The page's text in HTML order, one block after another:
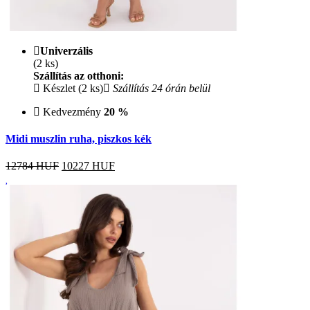
Univerzális
(2 ks)
Szállítás az otthoni:
Készlet (2 ks)
Szállítás 24 órán belül
Kedvezmény 20 %
Midi muszlin ruha, piszkos kék
12784 HUF 10227 HUF